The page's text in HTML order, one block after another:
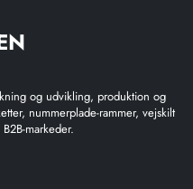
og udvikling, produktion og
nummerplade-rammer, vejskilt
markeder.